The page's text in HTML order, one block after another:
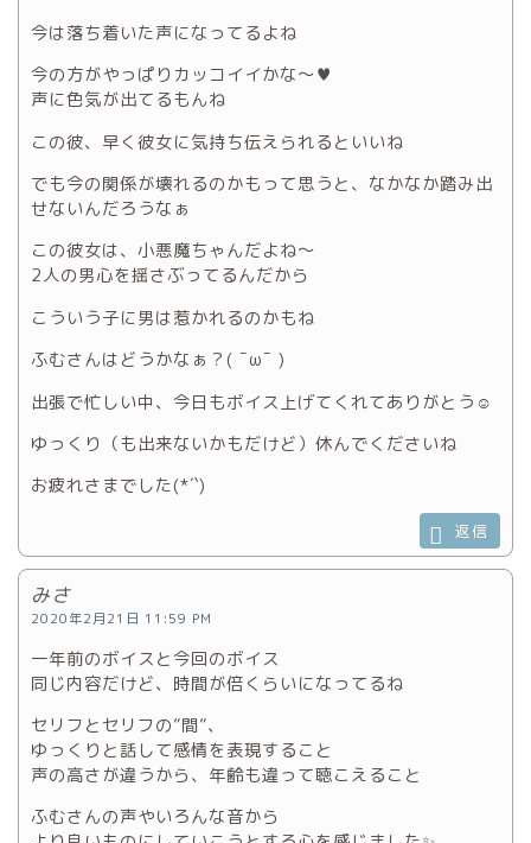
今は落ち着いた声になってるよね
今の方がやっぱりカッコイイかな〜♥
声に色気が出てるもんね
この彼、早く彼女に気持ち伝えられるといいね
でも今の関係が壊れるのかもって思うと、なかなか踏み出
せないんだろうなぁ
この彼女は、小悪魔ちゃんだよね〜
2人の男心を揺さぶってるんだから
こういう子に男は惹かれるのかもね
ふむさんはどうかなぁ？( ¯ω¯ )
出張で忙しい中、今日もボイス上げてくれてありがとう☺
ゆっくり（も出来ないかもだけど）休んでくださいね
お疲れさまでした(*´`)
返信
みさ
2020年2月21日 11:59 PM
一年前のボイスと今回のボイス
同じ内容だけど、時間が倍くらいになってるね
セリフとセリフの”間”、
ゆっくりと話して感情を表現すること
声の高さが違うから、年齢も違って聴こえること
ふむさんの声やいろんな音から